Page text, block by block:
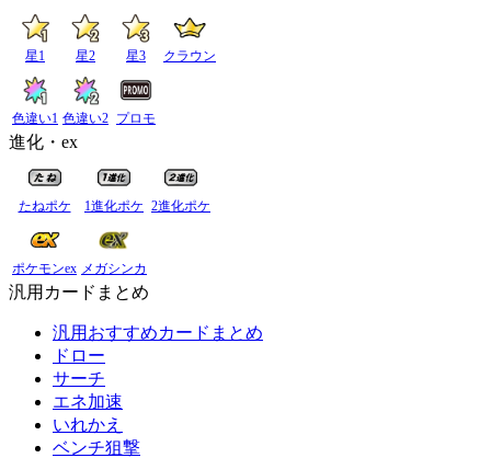
星1 星2 星3 クラウン
色違い1 色違い2 プロモ
進化・ex
たねポケ 1進化ポケ 2進化ポケ
ポケモンex メガシンカ
汎用カードまとめ
汎用おすすめカードまとめ
ドロー
サーチ
エネ加速
いれかえ
ベンチ狙撃